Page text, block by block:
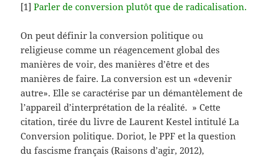
[1]Parler de conversion plutôt que de radicalisation.
On peut définir la conversion politique ou
religieuse comme un réagencement global des
manières de voir, des manières d’être et des
manières de faire. La conversion est un «devenir
autre». Elle se caractérise par un démantèlement de
l’appareil d’interprétation de la réalité. » Cette
citation, tirée du livre de Laurent Kestel intitulé La
Conversion politique. Doriot, le PPF et la question
du fascisme français (Raisons d’agir, 2012),